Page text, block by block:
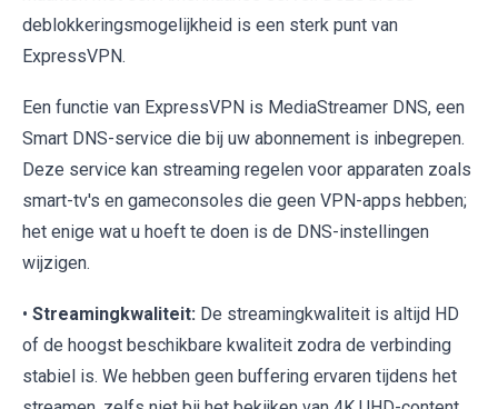
deblokkeringsmogelijkheid is een sterk punt van
ExpressVPN.
Een functie van ExpressVPN is MediaStreamer DNS, een
Smart DNS-service die bij uw abonnement is inbegrepen.
Deze service kan streaming regelen voor apparaten zoals
smart-tv's en gameconsoles die geen VPN-apps hebben;
het enige wat u hoeft te doen is de DNS-instellingen
wijzigen.
• Streamingkwaliteit: De streamingkwaliteit is altijd HD
of de hoogst beschikbare kwaliteit zodra de verbinding
stabiel is. We hebben geen buffering ervaren tijdens het